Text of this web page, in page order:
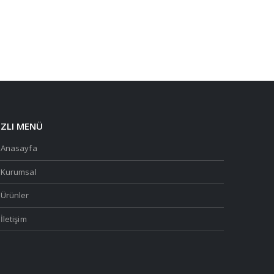
MENÜ
Anasayfa
Kurumsal
Ürünler
İletişim